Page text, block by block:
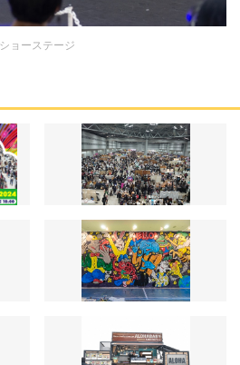
ショーステージ